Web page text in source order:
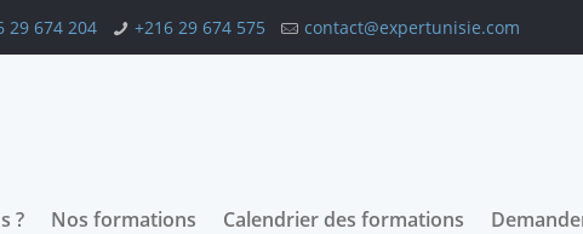
29 674 204 +216 29 674 575 contact@expertunisie.com
? Nos formations Calendrier des formations